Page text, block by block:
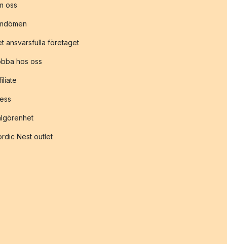
oss
ansvarsfulla företaget
hos oss
Nest outlet